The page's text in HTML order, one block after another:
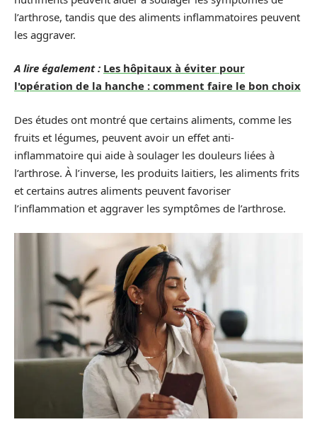
l’arthrose, tandis que des aliments inflammatoires peuvent
les aggraver.
A lire également : Les hôpitaux à éviter pour
l'opération de la hanche : comment faire le bon choix
Des études ont montré que certains aliments, comme les
fruits et légumes, peuvent avoir un effet anti-
inflammatoire qui aide à soulager les douleurs liées à
l’arthrose. À l’inverse, les produits laitiers, les aliments frits
et certains autres aliments peuvent favoriser
l’inflammation et aggraver les symptômes de l’arthrose.